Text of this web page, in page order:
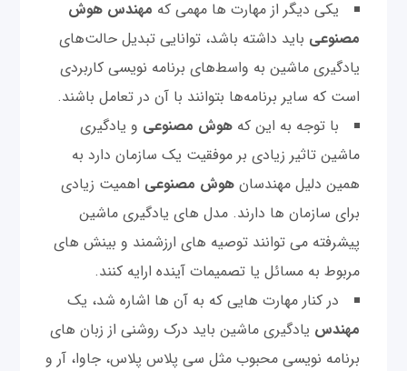
یکی دیگر از مهارت ها مهمی که مهندس هوش
مصنوعی باید داشته باشد، توانایی تبدیل حالت‌های
یادگیری ماشین به واسط‌های برنامه نویسی کاربردی
است که سایر برنامه‌ها بتوانند با آن در تعامل باشند.
با توجه به این کههوش مصنوعی و یادگیری
ماشین تاثیر زیادی بر موفقیت یک سازمان دارد به
همین دلیل مهندسانهوش مصنوعی اهمیت زیادی
برای سازمان ها دارند. مدل های یادگیری ماشین
پیشرفته می توانند توصیه های ارزشمند و بینش های
مربوط به مسائل یا تصمیمات آینده ارایه کنند.
در کنار مهارت هایی که به آن ها اشاره شد، یک
مهندس یادگیری ماشین باید درک روشنی از زبان های
برنامه نویسی محبوب مثل سی پلاس پلاس، جاوا، آر و